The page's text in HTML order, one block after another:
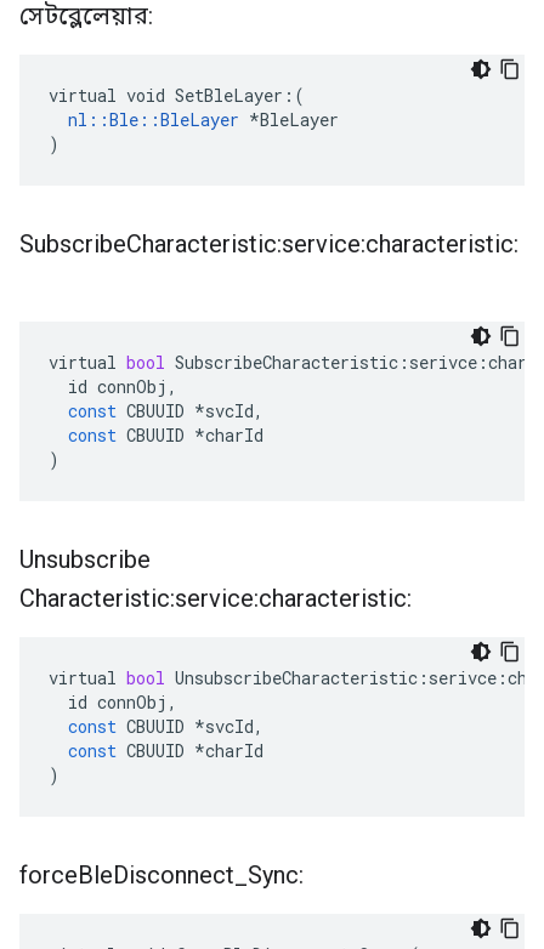
সেটব্লেলেয়ার:
virtual void SetBleLayer:(
nl::Ble::BleLayer *BleLayer
)
SubscribeCharacteristic:service:characteristic:
virtual bool SubscribeCharacteristic : serivce :
id connObj ,
const CBUUID *svcId,
const CBUUID *charId
)
Unsubscribe
Characteristic:service:characteristic:
virtual bool UnsubscribeCharacteristic : serivce :
id connObj ,
const CBUUID *svcId,
const CBUUID *charId
)
forceBleDisconnect Sync: